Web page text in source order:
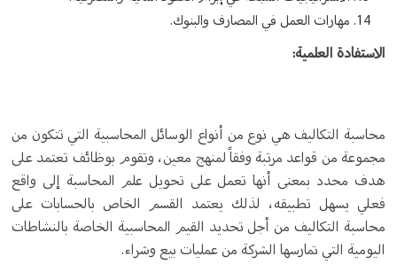
مهارات العمل في المصارف والبنوك.
الاستفادة العلمية:
محاسبة التكاليف هي نوع من أنواع الوسائل المحاسبية التي تتكون من
مجموعة من قواعد مرتبة وفقاً لمنهج معين، وتقوم بوظائف تعتمد على
هدف محدد بمعنى أنها تعمل على تحويل علم المحاسبة إلى واقع
فعلي يسهل تطبيقه، لذلك يعتمد القسم الخاص بالحسابات على
محاسبة التكاليف من أجل تحديد القيم المحاسبية الخاصة بالنشاطات
اليومية التي تمارسها الشركة من عمليات بيع وشراء.